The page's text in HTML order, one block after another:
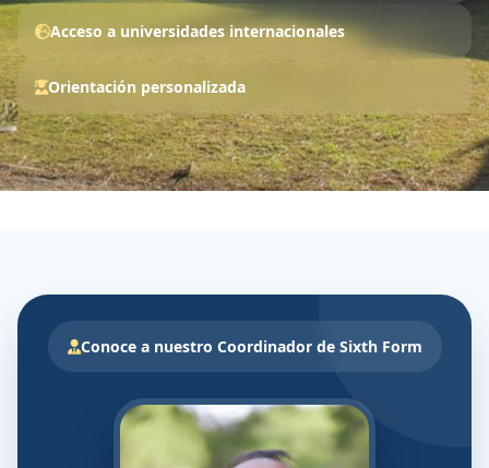
Acceso a universidades internacionales
Orientación personalizada
Conoce a nuestro Coordinador de Sixth Form